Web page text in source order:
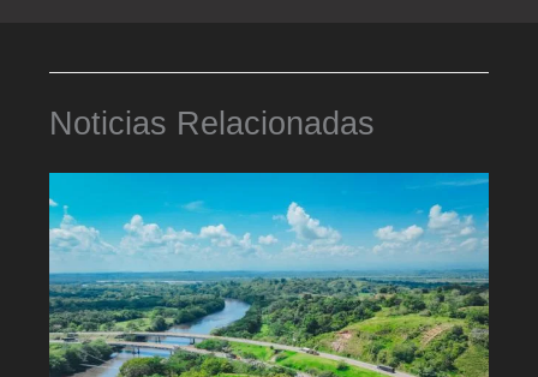
Noticias Relacionadas